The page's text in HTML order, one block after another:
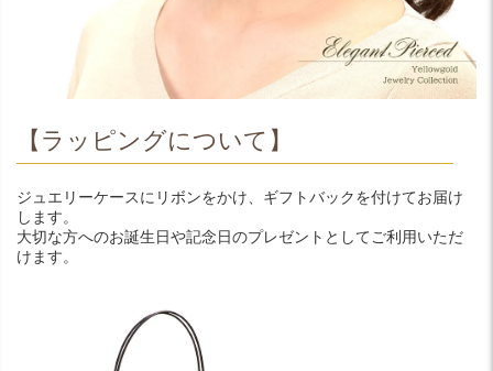
【ラッピングについて】
ジュエリーケースにリボンをかけ、ギフトバックを付けてお届け
します。
大切な方へのお誕生日や記念日のプレゼントとしてご利用いただ
けます。